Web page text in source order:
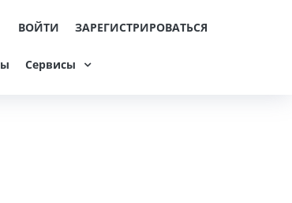
ВОЙТИ ЗАРЕГИСТРИРОВАТЬСЯ
Сервисы